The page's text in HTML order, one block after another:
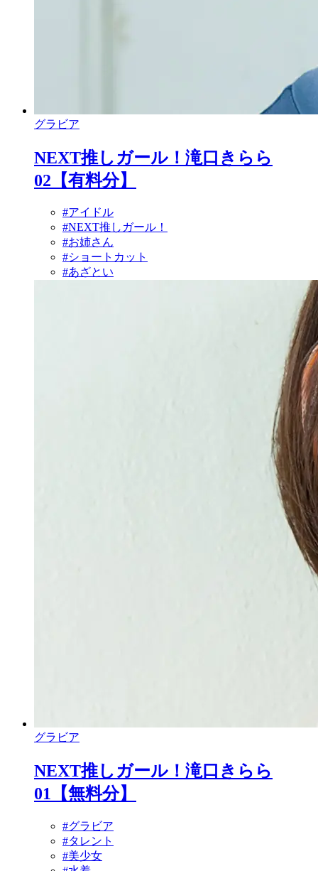
グラビア
NEXT推しガール！滝口きらら
02【有料分】
#アイドル
#NEXT推しガール！
#お姉さん
#ショートカット
#あざとい
グラビア
NEXT推しガール！滝口きらら
01【無料分】
#グラビア
#タレント
#美少女